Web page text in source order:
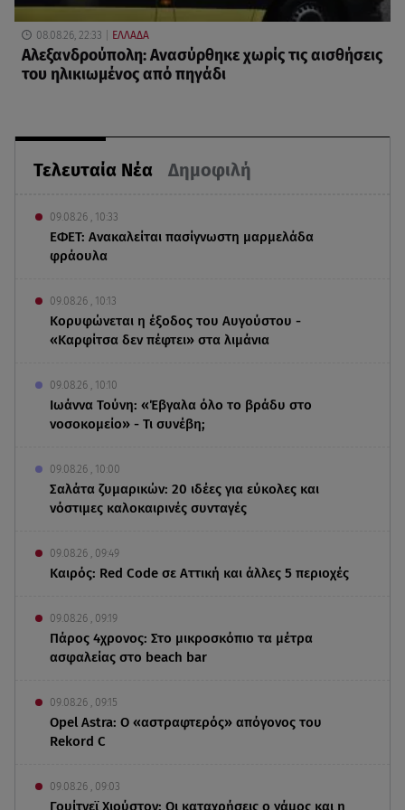
Τελευταία Νέα Δημοφιλή
09.08.26 , 10:33
ΕΦΕΤ: Ανακαλείται πασίγνωστη μαρμελάδα
φράουλα
09.08.26 , 10:13
Κορυφώνεται η έξοδος του Αυγούστου -
«Καρφίτσα δεν πέφτει» στα λιμάνια
09.08.26 , 10:10
Ιωάννα Τούνη: «Έβγαλα όλο το βράδυ στο
νοσοκομείο» - Τι συνέβη;
09.08.26 , 10:00
Σαλάτα ζυμαρικών: 20 ιδέες για εύκολες και
νόστιμες καλοκαιρινές συνταγές
09.08.26 , 09:49
Καιρός: Red Code σε Αττική και άλλες 5 περιοχές
09.08.26 , 09:19
Πάρος 4χρονος: Στο μικροσκόπιο τα μέτρα
ασφαλείας στο beach bar
09.08.26 , 09:15
Opel Astra: Ο «αστραφτερός» απόγονος του
Rekord C
09.08.26 , 09:03
Γουίτνεϊ Χιούστον: Οι καταχρήσεις ο γάμος και η
08.08.26, 22:33 ΕΛΛΑΔΑ
Αλεξανδρούπολη: Ανασύρθηκε χωρίς τις αισθήσεις
του ηλικιωμένος από πηγάδι